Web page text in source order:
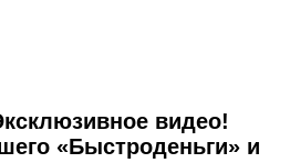
видео!
«Быстроденьги» и